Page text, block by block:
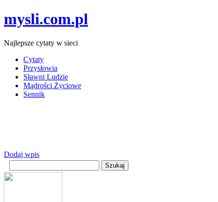
mysli.com.pl
Najlepsze cytaty w sieci
Cytaty
Przysłowia
Sławni Ludzie
Mądrości Życiowe
Sennik
Dodaj wpis